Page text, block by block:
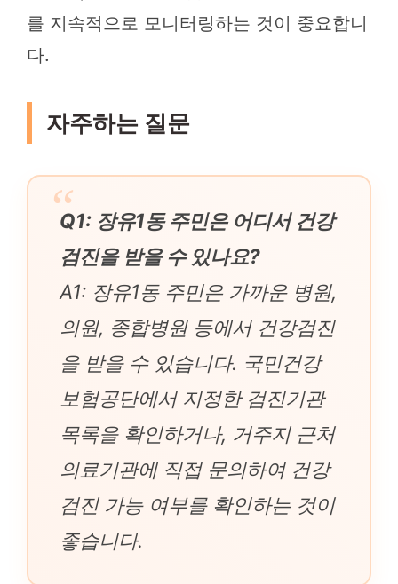
를 지속적으로 모니터링하는 것이 중요합니
다.
자주하는 질문
Q1: 장유1동 주민은 어디서 건강
검진을 받을 수 있나요?
A1: 장유1동 주민은 가까운 병원,
의원, 종합병원 등에서 건강검진
을 받을 수 있습니다. 국민건강
보험공단에서 지정한 검진기관
목록을 확인하거나, 거주지 근처
의료기관에 직접 문의하여 건강
검진 가능 여부를 확인하는 것이
좋습니다.